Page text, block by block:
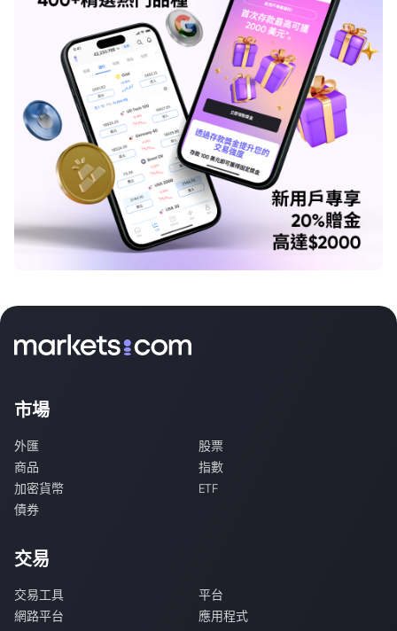
市場
外匯
股票
商品
指數
加密貨幣
ETF
債券
交易
交易工具
平台
網路平台
應用程式